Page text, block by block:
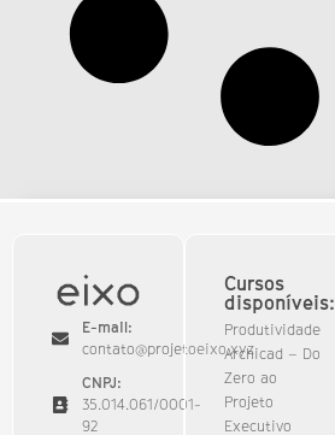
E-mail:
contato@projetoeixo.xyz
CNPJ:
35.014.061/0001-
92​
Cursos
disponíveis:
Produtividade
Archicad – Do
Zero ao
Projeto
Executivo